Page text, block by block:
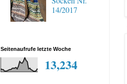
14/2017
Seitenaufrufe letzte Woche
13,234